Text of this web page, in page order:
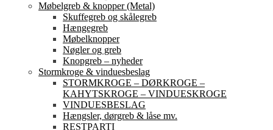
Møbelgreb & knopper (Metal)
Skuffegreb og skålegreb
Hængegreb
Møbelknopper
Nøgler og greb
Knopgreb – nyheder
Stormkroge & vinduesbeslag
STORMKROGE – DØRKROGE –
KAHYTSKROGE – VINDUESKROGE
VINDUESBESLAG
Hængsler, dørgreb & låse mv.
RESTPARTI